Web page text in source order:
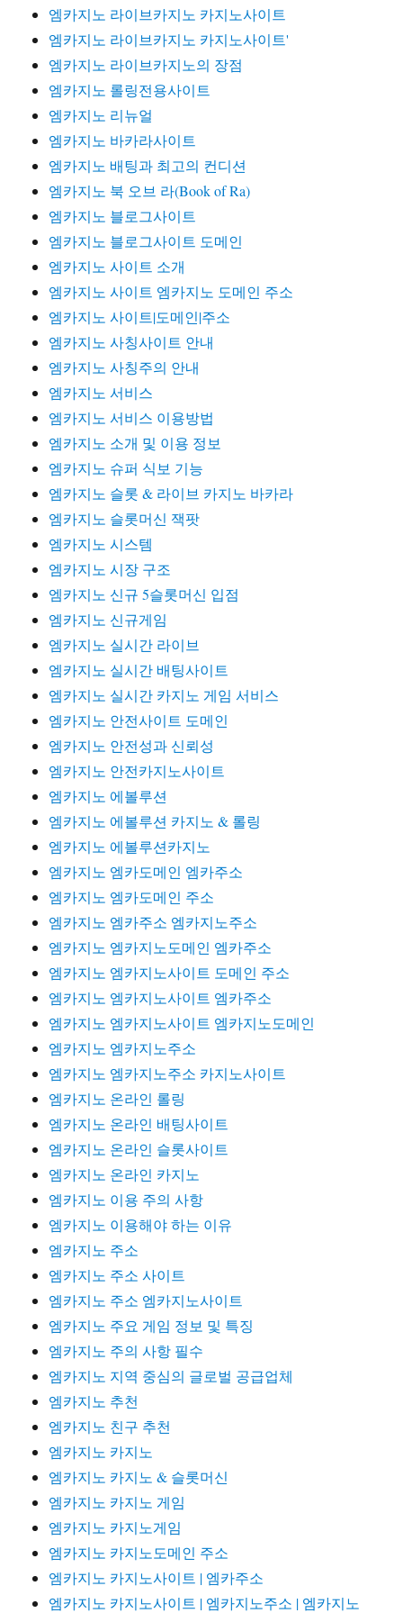
엠카지노 라이브카지노 카지노사이트
엠카지노 라이브카지노 카지노사이트'
엠카지노 라이브카지노의 장점
엠카지노 롤링전용사이트
엠카지노 리뉴얼
엠카지노 바카라사이트
엠카지노 배팅과 최고의 컨디션
엠카지노 북 오브 라(Book of Ra)
엠카지노 블로그사이트
엠카지노 블로그사이트 도메인
엠카지노 사이트 소개
엠카지노 사이트 엠카지노 도메인 주소
엠카지노 사이트|도메인|주소
엠카지노 사칭사이트 안내
엠카지노 사칭주의 안내
엠카지노 서비스
엠카지노 서비스 이용방법
엠카지노 소개 및 이용 정보
엠카지노 슈퍼 식보 기능
엠카지노 슬롯 & 라이브 카지노 바카라
엠카지노 슬롯머신 잭팟
엠카지노 시스템
엠카지노 시장 구조
엠카지노 신규 5슬롯머신 입점
엠카지노 신규게임
엠카지노 실시간 라이브
엠카지노 실시간 배팅사이트
엠카지노 실시간 카지노 게임 서비스
엠카지노 안전사이트 도메인
엠카지노 안전성과 신뢰성
엠카지노 안전카지노사이트
엠카지노 에볼루션
엠카지노 에볼루션 카지노 & 롤링
엠카지노 에볼루션카지노
엠카지노 엠카도메인 엠카주소
엠카지노 엠카도메인 주소
엠카지노 엠카주소 엠카지노주소
엠카지노 엠카지노도메인 엠카주소
엠카지노 엠카지노사이트 도메인 주소
엠카지노 엠카지노사이트 엠카주소
엠카지노 엠카지노사이트 엠카지노도메인
엠카지노 엠카지노주소
엠카지노 엠카지노주소 카지노사이트
엠카지노 온라인 롤링
엠카지노 온라인 배팅사이트
엠카지노 온라인 슬롯사이트
엠카지노 온라인 카지노
엠카지노 이용 주의 사항
엠카지노 이용해야 하는 이유
엠카지노 주소
엠카지노 주소 사이트
엠카지노 주소 엠카지노사이트
엠카지노 주요 게임 정보 및 특징
엠카지노 주의 사항 필수
엠카지노 지역 중심의 글로벌 공급업체
엠카지노 추천
엠카지노 친구 추천
엠카지노 카지노
엠카지노 카지노 & 슬롯머신
엠카지노 카지노 게임
엠카지노 카지노게임
엠카지노 카지노도메인 주소
엠카지노 카지노사이트 | 엠카주소
엠카지노 카지노사이트 | 엠카지노주소 | 엠카지노